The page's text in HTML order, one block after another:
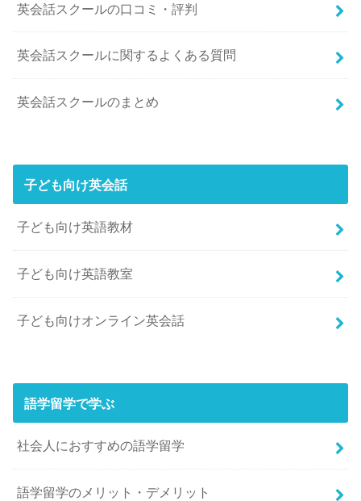
英会話スクールの口コミ・評判
英会話スクールに関するよくある質問
英会話スクールのまとめ
子ども向け英会話
子ども向け英語教材
子ども向け英語教室
子ども向けオンライン英会話
語学留学で学ぶ
社会人におすすめの語学留学
語学留学のメリット・デメリット